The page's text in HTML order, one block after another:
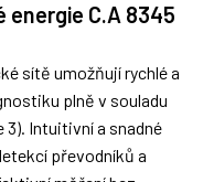
C.A 8345
sítě umožňují rychlé a
plně v souladu
3). Intuitivní a snadné
převodníků a